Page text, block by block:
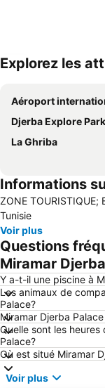
Explorez les
Aéroport international de
Djerba Explore Park
La Ghriba
Informations
ZONE
Tunisie
Voir plus
Questions
Miramar
Y a-t-il une piscine à
Les animaux de
Palace?
Miramar Djerba
Quelle sont les
Palace?
Où est situé Miramar
Voir plus